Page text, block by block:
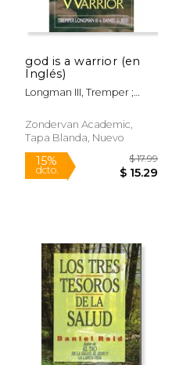
$ 19.69
god is a warrior (en
Inglés)
Longman III, Tremper ;
Zondervan Academic,
Tapa Blanda, Nuevo